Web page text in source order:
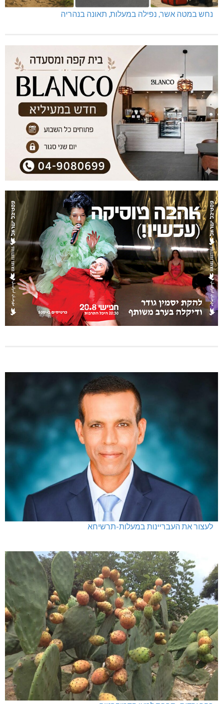
נחש במטה אשר, נפילה במעלות, תאונה בנהריה
לעצור את העבריינות במעלות-תרשיחא